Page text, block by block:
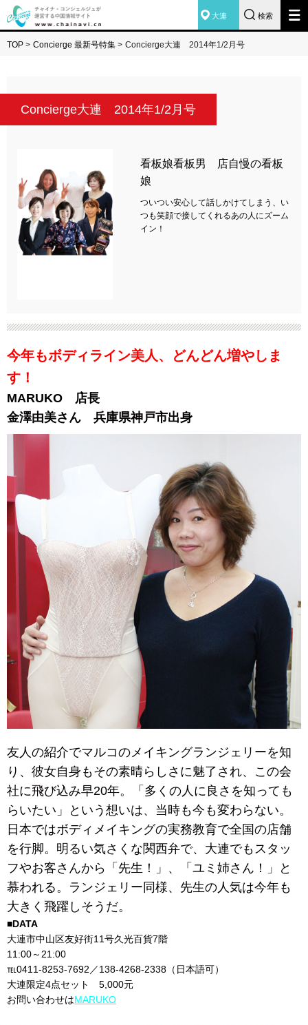
大連 検索
TOP > Concierge 最新号特集 > Concierge大連 2014年1/2月号
Concierge大連 2014年1/2月号
看板娘看板男 店自慢の看板
娘
ついつい安心して話しかけてしまう、い
つも笑顔で接してくれるあの人にズーム
イン！
今年もボディライン美人、どんどん増やしま
す！
MARUKO 店長
金澤由美さん 兵庫県神戸市出身
友人の紹介でマルコのメイキングランジェリーを知
り、彼女自身もその素晴らしさに魅了され、この会
社に飛び込み早20年。「多くの人に良さを知っても
らいたい」という想いは、当時も今も変わらない。
日本ではボディメイキングの実務教育で全国の店舗
を行脚。明るい気さくな関西弁で、大連でもスタッ
フやお客さんから「先生！」、「ユミ姉さん！」と
慕われる。ランジェリー同様、先生の人気は今年も
大きく飛躍しそうだ。
■DATA
大連市中山区友好街11号久光百貨7階
11:00～21:00
℡0411-8253-7692／138-4268-2338（日本語可）
大連限定4点セット 5,000元
お問い合わせはMARUKO